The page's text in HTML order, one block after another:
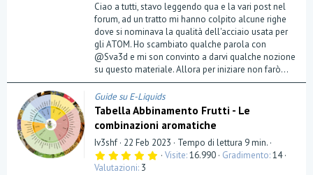
Ciao a tutti, stavo leggendo qua e la vari post nel
forum, ad un tratto mi hanno colpito alcune righe
dove si nominava la qualità dell'acciaio usata per
gli ATOM. Ho scambiato qualche parola con
@Sva3d e mi son convinto a darvi qualche nozione
su questo materiale. Allora per iniziare non farò...
Guide su E-Liquids
Tabella Abbinamento Frutti - Le
combinazioni aromatiche
Iv3shf 22 Feb 2023
Tempo di lettura 9 min.
5 Visite 16.990 Gradimento 14
Valutazioni 3